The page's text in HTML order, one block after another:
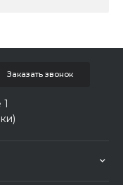
Заказать звонок